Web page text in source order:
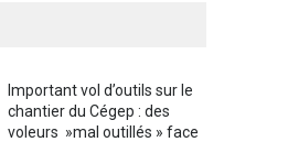
Important vol d’outils sur le
chantier du Cégep : des
voleurs »mal outillés » face